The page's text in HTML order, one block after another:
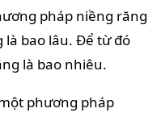
pháp niềng răng
bao lâu. Để từ đó
là bao nhiêu.
phương pháp